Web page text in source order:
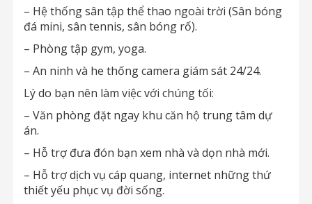
– Hệ thống sân tập thể thao ngoài trời (Sân bóng
đá mini, sân tennis, sân bóng rổ).
– Phòng tập gym, yoga.
– An ninh và he thống camera giám sát 24/24.
Lý do bạn nên làm việc với chúng tối:
– Văn phòng đặt ngay khu căn hộ trung tâm dự
án.
– Hỗ trợ đưa đón bạn xem nhà và dọn nhà mới.
– Hỗ trợ dịch vụ cáp quang, internet những thứ
thiết yếu phục vụ đời sống.